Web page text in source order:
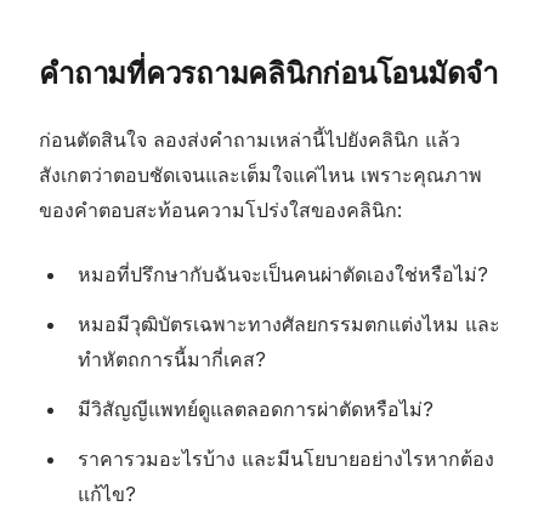
คำถามที่ควรถามคลินิกก่อนโอนมัดจำ
ก่อนตัดสินใจ ลองส่งคำถามเหล่านี้ไปยังคลินิก แล้ว
สังเกตว่าตอบชัดเจนและเต็มใจแค่ไหน เพราะคุณภาพ
ของคำตอบสะท้อนความโปร่งใสของคลินิก:
หมอที่ปรึกษากับฉันจะเป็นคนผ่าตัดเองใช่หรือไม่?
หมอมีวุฒิบัตรเฉพาะทางศัลยกรรมตกแต่งไหม และ
ทำหัตถการนี้มากี่เคส?
มีวิสัญญีแพทย์ดูแลตลอดการผ่าตัดหรือไม่?
ราคารวมอะไรบ้าง และมีนโยบายอย่างไรหากต้อง
แก้ไข?